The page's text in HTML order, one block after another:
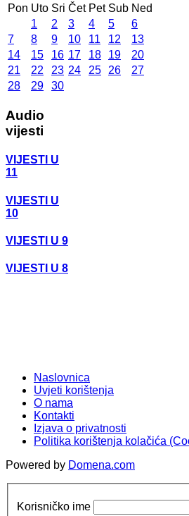
Pon Uto Sri Čet Pet Sub Ned
1
2 3 4 5
6
7
8 9 10 11 12
13
14
15 16 17 18 19
20
21
22 23 24 25 26
27
28
29 30
Audio
vijesti
VIJESTI U
11
VIJESTI U
10
VIJESTI U 9
VIJESTI U 8
Naslovnica
Uvjeti korištenja
O nama
Kontakti
Izjava o privatnosti
Politika korištenja kolačića
Powered by Domena.com
Korisničko ime